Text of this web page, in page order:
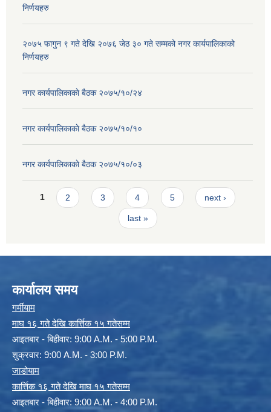
निर्णयहरु
२०७५ फागुन ९ गते देखि २०७६ जेठ ३० गते सम्मको नगर कार्यपालिकाको
निर्णयहरु
नगर कार्यपालिकाकाे बैठक २०७५/१०/२४
नगर कार्यपालिकाकाे बैठक २०७५/१०/१०
नगर कार्यपालिकाकाे बैठक २०७५/१०/०३
Pages
1 2 3 4 5 next ›
last »
कार्यालय समय
गर्मीयाम
माघ १६ गते देखि कार्त्तिक १५ गतेसम्म
आइतबार - बिहीवार: 9:00 A.M. - 5:00 P.M.
शुक्रवार: 9:00 A.M. - 3:00 P.M.
जाडोयाम
कार्त्तिक १६ गते देखि माघ १५ गतेसम्म
आइतबार - बिहीवार: 9:00 A.M. - 4:00 P.M.